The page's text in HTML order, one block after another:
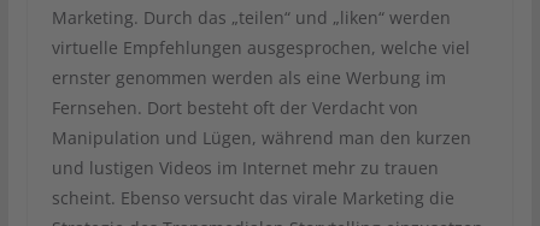
Marketing. Durch das „teilen“ und „liken“ werden
virtuelle Empfehlungen ausgesprochen, welche viel
ernster genommen werden als eine Werbung im
Fernsehen. Dort besteht oft der Verdacht von
Manipulation und Lügen, während man den kurzen
und lustigen Videos im Internet mehr zu trauen
scheint. Ebenso versucht das virale Marketing die